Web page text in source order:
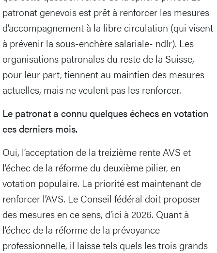
patronat genevois est prêt à renforcer les mesures
d’accompagnement à la libre circulation (qui visent
à prévenir la sous-enchère salariale- ndlr). Les
organisations patronales du reste de la Suisse,
pour leur part, tiennent au maintien des mesures
actuelles, mais ne veulent pas les renforcer.
Le patronat a connu quelques échecs en votation
ces derniers mois.
Oui, l’acceptation de la treizième rente AVS et
l’échec de la réforme du deuxième pilier, en
votation populaire. La priorité est maintenant de
renforcer l’AVS. Le Conseil fédéral doit proposer
des mesures en ce sens, d’ici à 2026. Quant à
l’échec de la réforme de la prévoyance
professionnelle, il laisse tels quels les trois grands